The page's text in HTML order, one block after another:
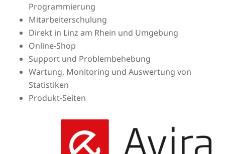
Programmierung
Mitarbeiterschulung
Direkt in Linz am Rhein und Umgebung
Online-Shop
Support und Problembehebung
Wartung, Monitoring und Auswertung von
Statistiken
Produkt-Seiten